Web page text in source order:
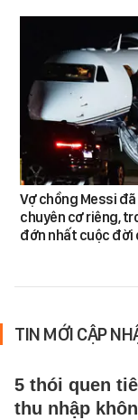
Vợ chồng Messi
chuyên cơ riêng,
đớn nhất cuộc đời
TIN MỚI CẬP
5 thói quen
thu nhập